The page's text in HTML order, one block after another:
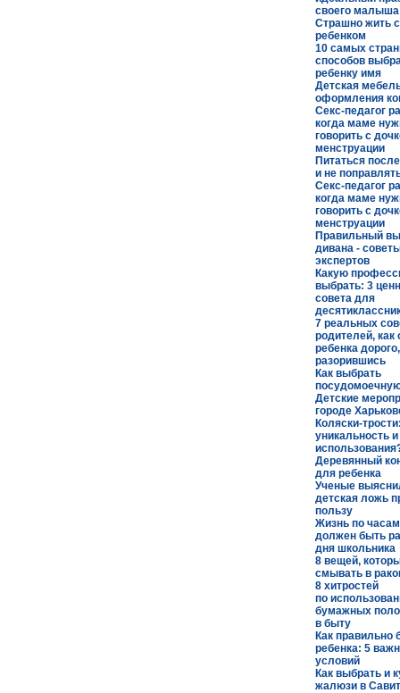
своего малыша
Страшно жить
ребенком
10 самых
способов
ребенку имя
Детская
оформления
Секс-педагог
когда маме
говорить с
менструации
Питаться
и не
Секс-педагог
когда маме
говорить с
менструации
Правильный
дивана -
экспертов
Какую
выбрать: 3
совета для
7 реальных
родителей, как
ребенка
разорившись
Как выбрать
Детские
городе
Коляски-
уникальность
Деревянный
для ребенка
Ученые
детская ложь
пользу
Жизнь по
должен быть
дня школьника
8 вещей,
смывать в
8 хитростей
по
бумажных
в быту
Как правильно
ребенка: 5
условий
Как выбрать и
жалюзи в